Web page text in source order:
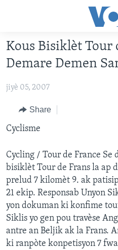
Skip
to
main
Skip
Navigation
to
Search
AMERIK LATIN
ENTÈNASYONAL
VIDEO
Learning English
SUIV NOU
Languages
Kous Bisiklèt Tour
Demare Demen
jiyè 05, 2007
Share
Cyclisme
Cycling / Tour de France Se
bisiklèt Tour de Frans la ap
prelud 7 kilomèt 9. ak
21 ekip. Responsab Unyon
yon dokuman ki konfime
Siklis yo gen pou travèse
antre an Beljik ak la Frans.
ki ranpòte konpetisyon 7